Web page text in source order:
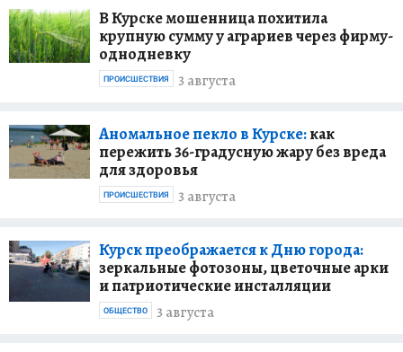
В Курске мошенница похитила
крупную сумму у аграриев через фирму-
однодневку
3 августа
ПРОИСШЕСТВИЯ
Аномальное пекло в Курске:как
пережить 36-градусную жару без вреда
для здоровья
3 августа
ПРОИСШЕСТВИЯ
Курск преображается к Дню города:
зеркальные фотозоны, цветочные арки
и патриотические инсталляции
3 августа
ОБЩЕСТВО